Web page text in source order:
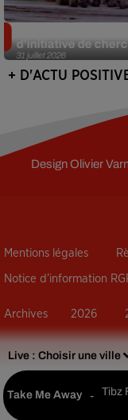
Live : Choisir une ville
Take Me Away - Tibz
31 juillet 2026
d’initiative de
+ D'ACTU
DesignOlivier
Mentions légales
Notice d’information
Archives 2026